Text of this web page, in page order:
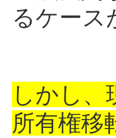
るケース
しかし
所有権移